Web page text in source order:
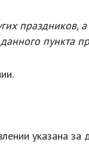
праздников,
пункта
указана за